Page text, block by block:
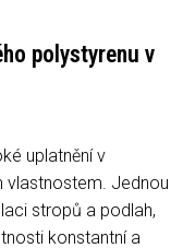
polystyrenu v
uplatnění v
vlastnostem. Jednou
stropů a podlah,
konstantní a